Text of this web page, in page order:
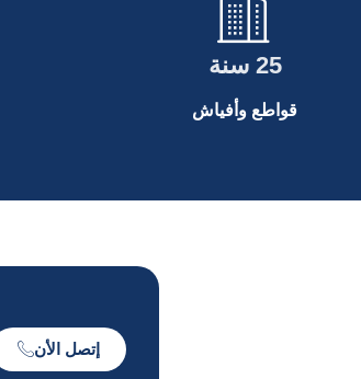
25 سنة
قواطع وأفياش
إتصل الأن